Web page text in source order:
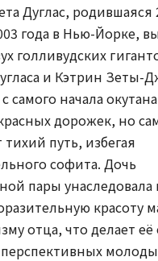
Дуглас, родившаяся
года в Нью-Йорке,
голливудских
и Кэтрин Зеты-
самого начала окутана
дорожек, но
путь, избегая
софита. Дочь
пары унаследовала
красоту
отца, что делает